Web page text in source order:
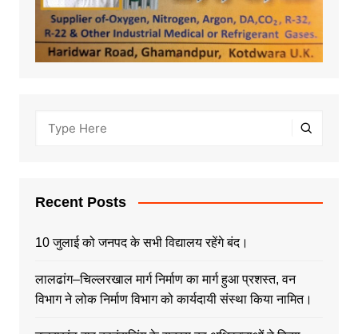
Recent Posts
10 जुलाई को जनपद के सभी विद्यालय रहेंगे बंद।
लालढांग–चिल्लरखाल मार्ग निर्माण का मार्ग हुआ प्रशस्त, वन
विभाग ने लोक निर्माण विभाग को कार्यदायी संस्था किया नामित।